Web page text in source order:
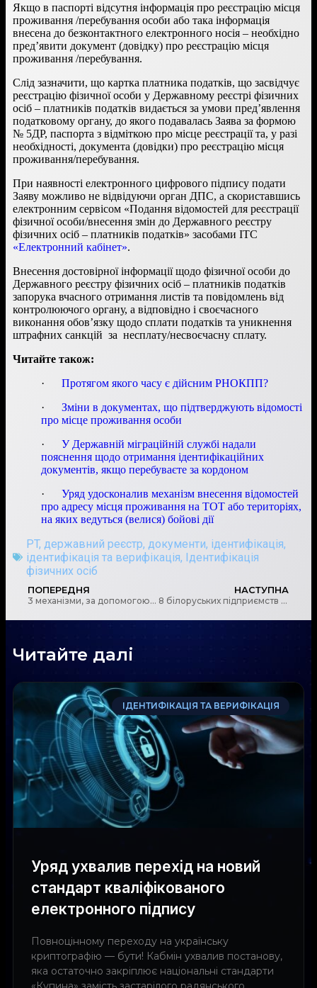
Якщо в паспорті відсутня інформація про реєстрацію місця
проживання /перебування особи або така інформація
внесена до безконтактного електронного носія – необхідно
пред’явити документ (довідку) про реєстрацію місця
проживання /перебування.
Слід зазначити, що картка платника податків, що засвідчує
реєстрацію фізичної особи у Державному реєстрі фізичних
осіб – платників податків видається за умови пред’явлення
податковому органу, до якого подавалась Заява за формою
№ 5ДР, паспорта з відміткою про місце реєстрації та, у разі
необхідності, документа (довідки) про реєстрацію місця
проживання/перебування.
При наявності електронного цифрового підпису подати
Заяву можливо не відвідуючи орган ДПС, а скориставшись
електронним сервісом «Подання відомостей для реєстрації
фізичної особи/внесення змін до Державного реєстру
фізичних осіб – платників податків» засобами ІТС
«Електронний кабінет».
Внесення достовірної інформації щодо фізичної особи до
Державного реєстру фізичних осіб – платників податків
запорука вчасного отримання листів та повідомлень від
контролюючого органу, а відповідно і своєчасного
виконання обов’язку щодо сплати податків та уникнення
штрафних санкцій за несплату/несвоєчасну сплату.
Читайте також:
· Протягом якого часу є дійсним РНОКПП?
· Зміни в документах, що підтверджують відомості
про місце проживання особи
· У Державній міграційній службі надали
пояснення щодо отримання ідентифікаційних
документів, якщо перебуваєте за кордоном
· Уряд удосконалив механізм внесення відомостей
про адресу місця проживання на ТОТ або територіях,
на яких ведуться (велися) бойові дії
PT, державний реєстр, документи, ідентифікація,
ідентифікація та верифікація, Ідентифікація
фізичних осіб
ПОПЕРЕДНЯ
3 механізми, за допомогою яких намагаються уникнути санкційних обмежень
НАСТУПНА
8 білоруських підприємств поповнили перелік кандидатів на санкції, – НАЗК
Читайте далі
ІДЕНТИФІКАЦІЯ ТА ВЕРИФІКАЦІЯ
Уряд ухвалив перехід на новий
стандарт кваліфікованого
електронного підпису
Повноцінному переходу на українську
криптографію — бути! Кабмін ухвалив постанову,
яка остаточно закріплює національні стандарти